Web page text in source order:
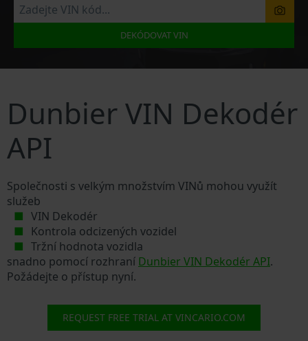
DEKÓDOVAT VIN
Dunbier VIN Dekodér
API
Společnosti s velkým množstvím VINů mohou využít
služeb
VIN Dekodér
Kontrola odcizených vozidel
Tržní hodnota vozidla
snadno pomocí rozhraní Dunbier VIN Dekodér API.
Požádejte o přístup nyní.
REQUEST FREE TRIAL AT VINCARIO.COM